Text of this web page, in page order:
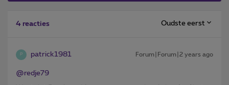
4 reacties Oudste eerst
P patrick1981 Forum|Forum|2 years ago
@redje79